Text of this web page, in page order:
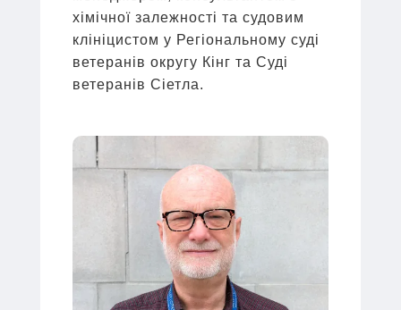
хімічної залежності та судовим
клініцистом у Регіональному суді
ветеранів округу Кінг та Суді
ветеранів Сіетла.